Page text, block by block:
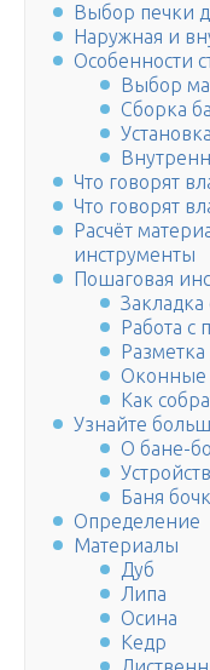
Выбор печки
Наружная и
Особенности
Выбор
Сборка
Что говорят
Что говорят
Расчёт
инструменты
Пошаговая
Работа с
Оконные
Как
Узнайте
О бане-
Баня
Определение
Материалы
Дуб
Липа
Осина
Кедр